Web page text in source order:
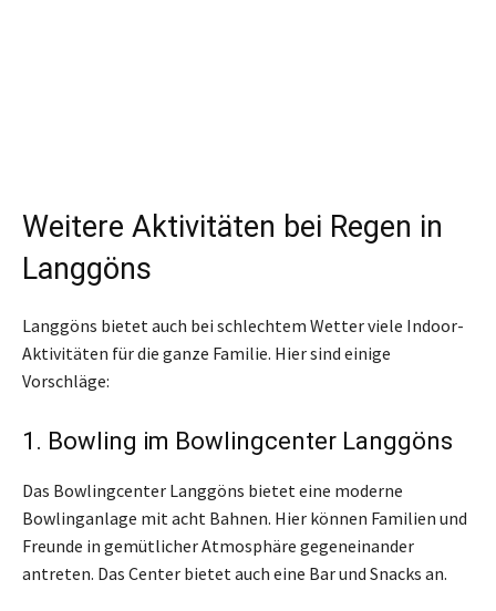
Weitere Aktivitäten bei Regen in
Langgöns
Langgöns bietet auch bei schlechtem Wetter viele Indoor-
Aktivitäten für die ganze Familie. Hier sind einige
Vorschläge:
1. Bowling im Bowlingcenter Langgöns
Das Bowlingcenter Langgöns bietet eine moderne
Bowlinganlage mit acht Bahnen. Hier können Familien und
Freunde in gemütlicher Atmosphäre gegeneinander
antreten. Das Center bietet auch eine Bar und Snacks an.